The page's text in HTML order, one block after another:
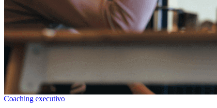
Coaching executivo